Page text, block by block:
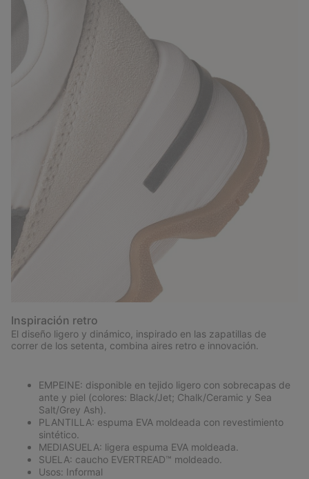
Inspiración retro
El diseño ligero y dinámico, inspirado en las zapatillas de
correr de los setenta, combina aires retro e innovación.
EMPEINE: disponible en tejido ligero con sobrecapas de
ante y piel (colores: Black/Jet; Chalk/Ceramic y Sea
Salt/Grey Ash).
PLANTILLA: espuma EVA moldeada con revestimiento
sintético.
MEDIASUELA: ligera espuma EVA moldeada.
SUELA: caucho EVERTREAD™ moldeado.
Usos: Informal